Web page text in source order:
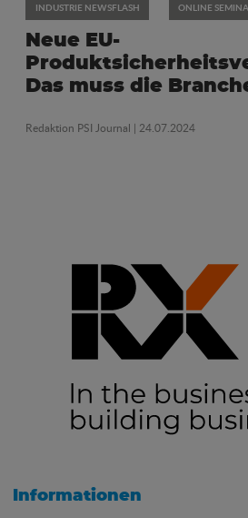
INDUSTRIE NEWSFLASH ONLINE
Neue EU-
Das muss die
Redaktion PSI Journal | 24.07.2024
Informationen